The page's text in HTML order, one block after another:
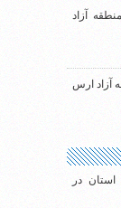
منطقه آزاد
آزاد ارس
استان در